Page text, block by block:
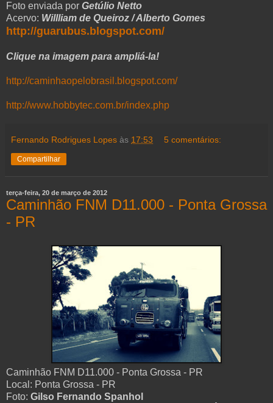
Foto enviada por Getúlio Netto
Acervo: Willliam de Queiroz / Alberto Gomes
http://guarubus.blogspot.com/
Clique na imagem para ampliá-la!
http://caminhaopelobrasil.blogspot.com/
http://www.hobbytec.com.br/index.php
Fernando Rodrigues Lopes às 17:53 5 comentários:
Compartilhar
terça-feira, 20 de março de 2012
Caminhão FNM D11.000 - Ponta Grossa
- PR
Caminhão FNM D11.000 - Ponta Grossa - PR
Local: Ponta Grossa - PR
Foto: Gilso Fernando Spanhol